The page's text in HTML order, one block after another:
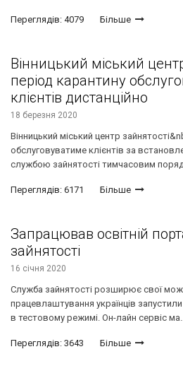
Переглядів: 4079 Більше
Вінницький міський
період карантину
клієнтів дистанційно
18 березня 2020
Вінницький міський центр
обслуговуватиме клієнтів за
службою зайнятості тимчасовим
Переглядів: 6171 Більше
Запрацював освітній
зайнятості
16 січня 2020
Служба зайнятості розширює свої
працевлаштування українців
в тестовому режимі. Он-лайн сервіс ма...
Переглядів: 3643 Більше